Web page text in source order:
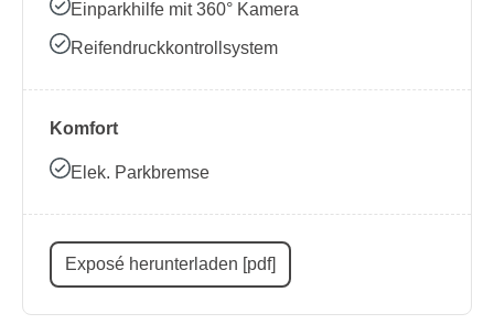
Einparkhilfe mit 360° Kamera
Reifendruckkontrollsystem
Komfort
Elek. Parkbremse
Exposé herunterladen [pdf]